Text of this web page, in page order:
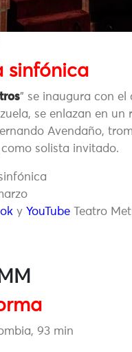
sinfónica
” se inaugura con
se enlazan en
Avendaño,
como solista invitado.
y YouTube Teatro
93 min